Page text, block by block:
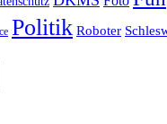
Politik Roboter